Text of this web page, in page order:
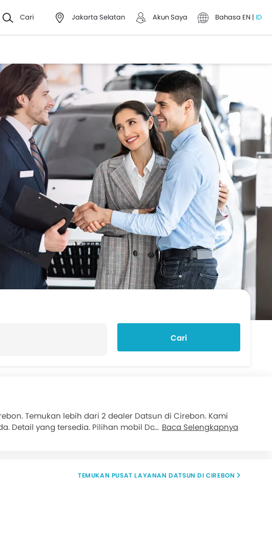
Cari Jakarta Selatan Akun Saya Bahasa EN | ID
Cari
Temukan lebih dari 2 dealer Datsun di Cirebon. Kami
Detail yang tersedia. Pilihan mobil Datsun yang populer
Baca Selengkapnya
TEMUKAN PUSAT LAYANAN DATSUN DI CIREBON